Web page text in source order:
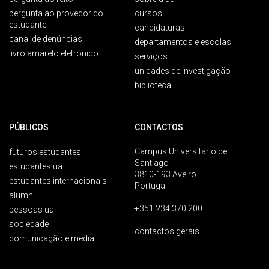
pergunta ao provedor do
estudante
canal de denúncias
livro amarelo eletrónico
cursos
candidaturas
departamentos e escolas
serviços
unidades de investigação
biblioteca
PÚBLICOS
futuros estudantes
estudantes ua
estudantes internacionais
alumni
pessoas ua
sociedade
comunicação e media
CONTACTOS
Campus Universitário de
Santiago
3810-193 Aveiro
Portugal
+351 234 370 200
contactos gerais